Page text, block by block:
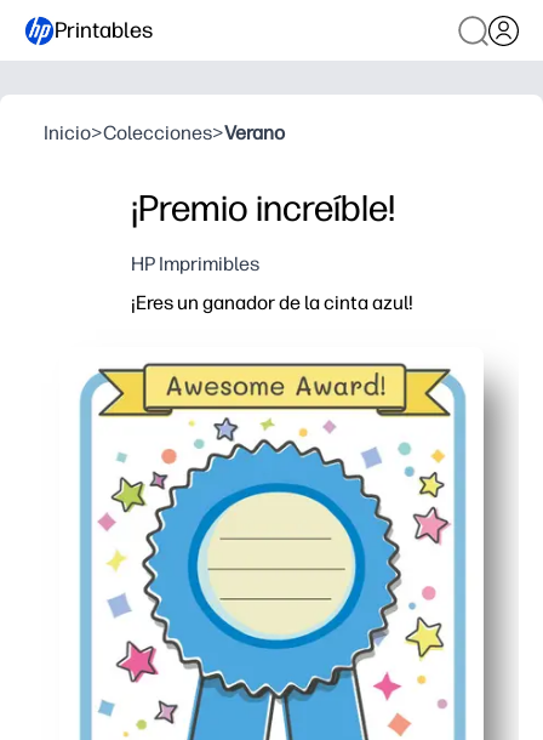
Printables
Inicio>Colecciones>Verano
¡Premio increíble!
HP Imprimibles
¡Eres un ganador de la cinta azul!